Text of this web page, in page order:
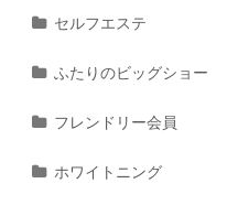
セルフエステ
ふたりのビッグショー
フレンドリー会員
ホワイトニング